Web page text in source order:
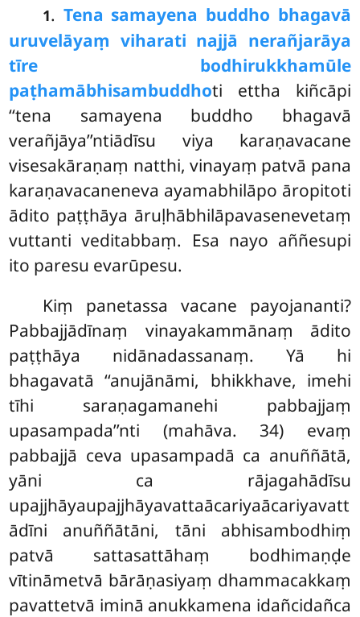
1. Tena samayena buddho bhagavā
uruvelāyaṃ viharati najjā nerañjarāya
tīre bodhirukkhamūle
paṭhamābhisambuddhoti ettha kiñcāpi
‘‘tena samayena buddho bhagavā
verañjāya’’ntiādīsu viya karaṇavacane
visesakāraṇaṃ natthi, vinayaṃ patvā pana
karaṇavacaneneva ayamabhilāpo āropitoti
ādito paṭṭhāya āruḷhābhilāpavasenevetaṃ
vuttanti veditabbaṃ. Esa nayo aññesupi
ito paresu evarūpesu.
Kiṃ panetassa vacane payojananti?
Pabbajjādīnaṃ vinayakammānaṃ ādito
paṭṭhāya nidānadassanaṃ. Yā hi
bhagavatā ‘‘anujānāmi, bhikkhave, imehi
tīhi saraṇagamanehi pabbajjaṃ
upasampada’’nti (mahāva. 34) evaṃ
pabbajjā ceva upasampadā ca anuññātā,
yāni ca rājagahādīsu
upajjhāyaupajjhāyavattaācariyaācariyavatt
ādīni anuññātāni, tāni abhisambodhiṃ
patvā sattasattāhaṃ bodhimaṇḍe
vītināmetvā bārāṇasiyaṃ dhammacakkaṃ
pavattetvā iminā anukkamena idañcidañca